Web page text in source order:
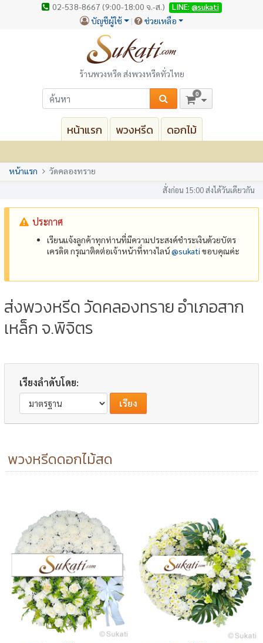
02-538-8667 (9:00-18:00 จ.-ส.) LINE: @sukati
บัญชีผู้ใช้ ช่วยเหลือ
ร้านพวงหรีด ส่งพวงหรีดทั่วไทย
0
หน้าแรก พวงหรีด ดอกไม้
หน้าแรก วัดคลองทราย
สั่งก่อน 15:00 ส่งได้วันเดียวกัน
ประกาศ
เรียนแจ้งลูกค้าทุกท่านที่มีความประสงค์ชำระเงินด้วยบัตร
เครดิต กรุณาติดต่อเจ้าหน้าที่ทางไลน์@‌sukati ขอบคุณค่ะ
ส่งพวงหรีด วัดคลองทราย อำเภอสาก
เหล็ก จ.พิจิตร
เรียงลำดับโดย:
พวงหรีดดอกไม้สด